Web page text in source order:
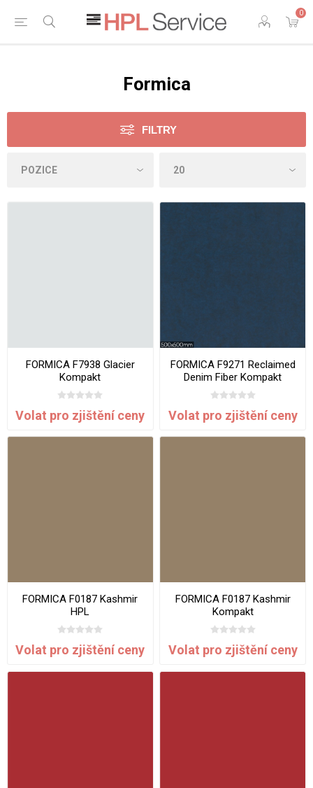
0
Formica
FILTRY
FORMICA F7938 Glacier
Kompakt
Volat pro zjištění ceny
FORMICA F9271 Reclaimed
Denim Fiber Kompakt
Volat pro zjištění ceny
FORMICA F0187 Kashmir
HPL
Volat pro zjištění ceny
FORMICA F0187 Kashmir
Kompakt
Volat pro zjištění ceny